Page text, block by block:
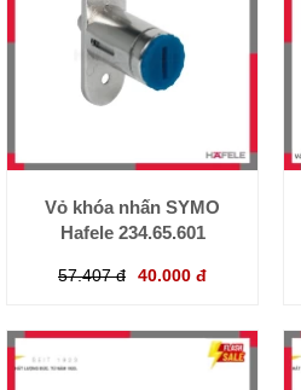
Vỏ khóa nhấn SYMO
Hafele 234.65.601
57.407 đ 40.000 đ